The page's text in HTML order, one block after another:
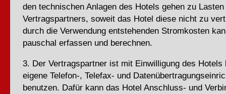
den technischen Anlagen des Hotels gehen zu
Vertragspartners, soweit das Hotel diese nicht zu
durch die Verwendung entstehenden Stromkosten
pauschal erfassen und berechnen.
3. Der Vertragspartner ist mit Einwilligung des Hotels
eigene Telefon-, Telefax- und
benutzen. Dafür kann das Hotel Anschluss- und